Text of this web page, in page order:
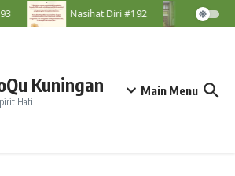
Nasihat Diri #192
Kuningan
Hati
Main Menu